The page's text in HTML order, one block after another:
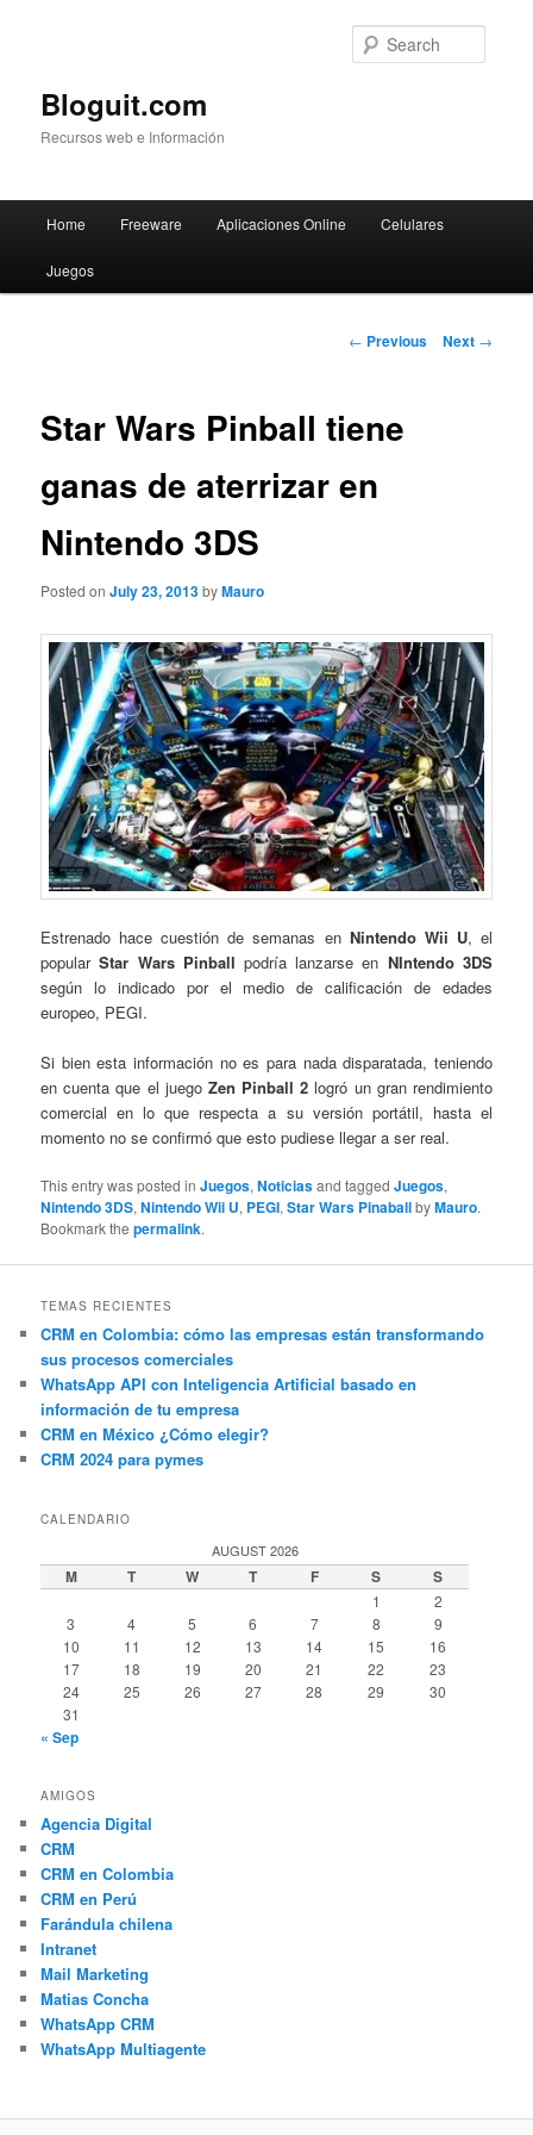
Bloguit.com
Recursos web e Información
Skip
to
Home Freeware Aplicaciones Online Celulares
Juegos
Post
← Previous Next →
Star Wars Pinball tiene
ganas de aterrizar en
Nintendo 3DS
Posted onJuly 23, 2013byMauro
Estrenado hace cuestión de semanas en Nintendo Wii U, el
popularStar Wars Pinball podría lanzarse en NIntendo 3DS
según lo indicado por el medio de calificación de edades
europeo, PEGI.
Si bien esta información no es para nada disparatada, teniendo
en cuenta que el juego Zen Pinball 2 logró un gran rendimiento
comercial en lo que respecta a su versión portátil, hasta el
momento no se confirmó que esto pudiese llegar a ser real.
This entry was posted inJuegos,Noticiasand taggedJuegos,
Nintendo 3DS,Nintendo Wii U, PEGI,Star Wars PinaballbyMauro.
Bookmark thepermalink.
TEMAS RECIENTES
CRM en Colombia: cómo las empresas están transformando
sus procesos comerciales
WhatsApp API con Inteligencia Artificial basado en
información de tu empresa
CRM en México ¿Cómo elegir?
CRM 2024 para pymes
CALENDARIO
AUGUST 2026
M T W T F S S
1
2
3
4 5 6 7 8
9
10
11 12 13 14 15
16
17
18 19 20 21 22
23
24
25 26 27 28 29
30
31
« Sep
AMIGOS
Agencia Digital
CRM
CRM en Colombia
CRM en Perú
Farándula chilena
Intranet
Mail Marketing
Matias Concha
WhatsApp CRM
WhatsApp Multiagente